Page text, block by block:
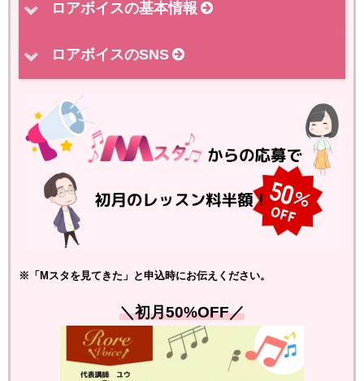
ロアボイスの基本情報
ロアボイスのSNS
※「Mスタを見てきた」と申込時にお伝えください。
＼初月50%OFF／